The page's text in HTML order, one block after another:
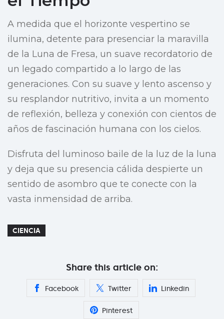
A medida que el horizonte vespertino se
ilumina, detente para presenciar la maravilla
de la Luna de Fresa, un suave recordatorio de
un legado compartido a lo largo de las
generaciones. Con su suave y lento ascenso y
su resplandor nutritivo, invita a un momento
de reflexión, belleza y conexión con cientos de
años de fascinación humana con los cielos.
Disfruta del luminoso baile de la luz de la luna
y deja que su presencia cálida despierte un
sentido de asombro que te conecte con la
vasta inmensidad de arriba.
CIENCIA
Share this article on:
Facebook Twitter Linkedin
Pinterest